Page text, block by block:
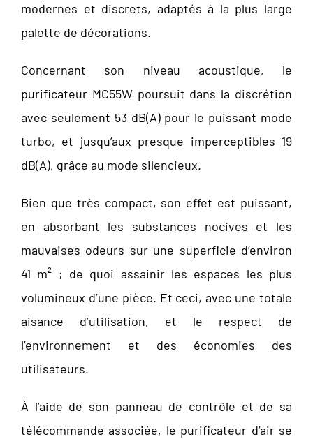
modernes et discrets, adaptés à la plus large
palette de décorations.
Concernant son niveau acoustique, le
purificateur MC55W poursuit dans la discrétion
avec seulement 53 dB(A) pour le puissant mode
turbo, et jusqu’aux presque imperceptibles 19
dB(A), grâce au mode silencieux.
Bien que très compact, son effet est puissant,
en absorbant les substances nocives et les
mauvaises odeurs sur une superficie d’environ
41 m² ; de quoi assainir les espaces les plus
volumineux d’une pièce. Et ceci, avec une totale
aisance d’utilisation, et le respect de
l’environnement et des économies des
utilisateurs.
À l’aide de son panneau de contrôle et de sa
télécommande associée, le purificateur d’air se